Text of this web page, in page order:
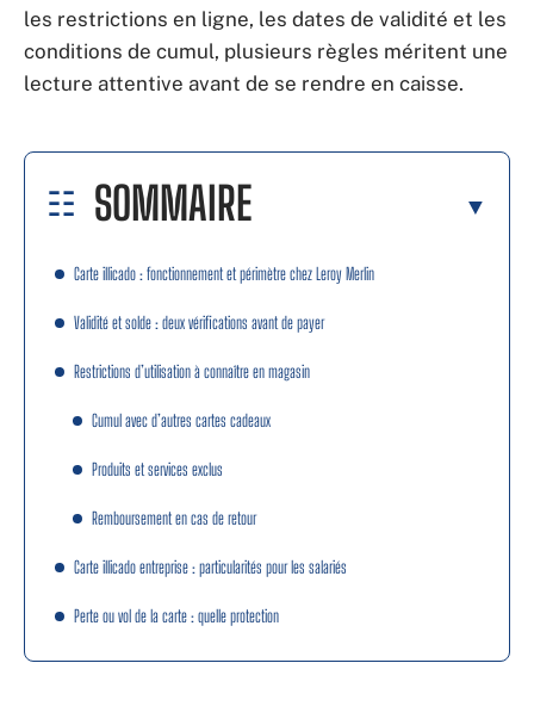
les restrictions en ligne, les dates de validité et les
conditions de cumul, plusieurs règles méritent une
lecture attentive avant de se rendre en caisse.
SOMMAIRE
Carte illicado : fonctionnement et périmètre chez Leroy Merlin
Validité et solde : deux vérifications avant de payer
Restrictions d’utilisation à connaître en magasin
Cumul avec d’autres cartes cadeaux
Produits et services exclus
Remboursement en cas de retour
Carte illicado entreprise : particularités pour les salariés
Perte ou vol de la carte : quelle protection